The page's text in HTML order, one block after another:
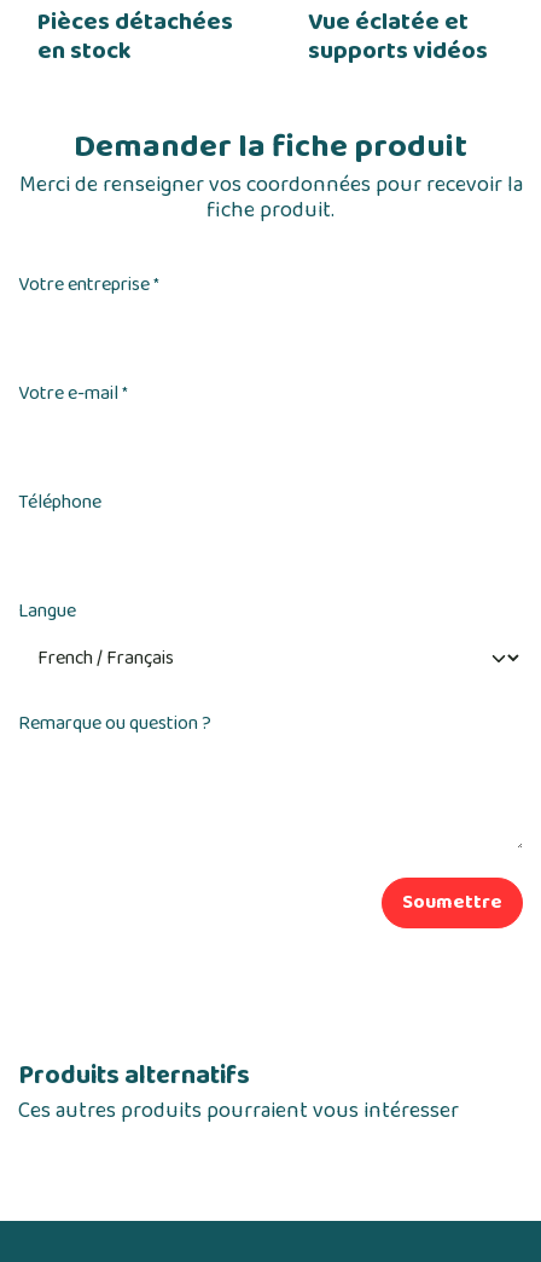
Pièces détachées
en stock
Vue éclatée et
supports vidéos
Demander la fiche produit
Merci de renseigner vos coordonnées pour recevoir la
fiche produit.
Votre entreprise*
Votre e-mail*
Téléphone
Langue
Remarque ou question ?
Soumettre
Produits alternatifs
Ces autres produits pourraient vous intéresser